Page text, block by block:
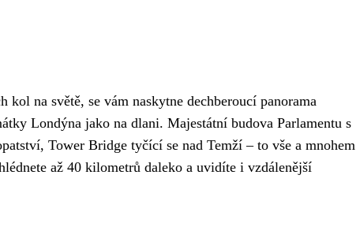
na světě, se vám naskytne dechberoucí panorama
Londýna jako na dlani. Majestátní budova Parlamentu s
Tower Bridge tyčící se nad Temží – to vše a mnohem
až 40 kilometrů daleko a uvidíte i vzdálenější